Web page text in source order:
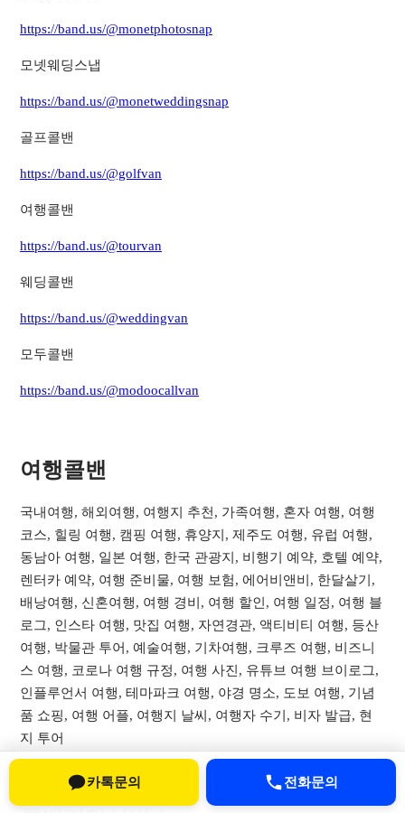
https://band.us/@monetphotosnap
모넷웨딩스냅
https://band.us/@monetweddingsnap
골프콜밴
https://band.us/@golfvan
여행콜밴
https://band.us/@tourvan
웨딩콜밴
https://band.us/@weddingvan
모두콜밴
https://band.us/@modoocallvan
여행콜밴​
국내여행, 해외여행, 여행지 추천, 가족여행, 혼자 여행, 여행
코스, 힐링 여행, 캠핑 여행, 휴양지, 제주도 여행, 유럽 여행,
동남아 여행, 일본 여행, 한국 관광지, 비행기 예약, 호텔 예약,
렌터카 예약, 여행 준비물, 여행 보험, 에어비앤비, 한달살기,
배낭여행, 신혼여행, 여행 경비, 여행 할인, 여행 일정, 여행 블
로그, 인스타 여행, 맛집 여행, 자연경관, 액티비티 여행, 등산
여행, 박물관 투어, 예술여행, 기차여행, 크루즈 여행, 비즈니
스 여행, 코로나 여행 규정, 여행 사진, 유튜브 여행 브이로그,
인플루언서 여행, 테마파크 여행, 야경 명소, 도보 여행, 기념
품 쇼핑, 여행 어플, 여행지 날씨, 여행자 수기, 비자 발급, 현
지 투어
카톡문의 전화문의